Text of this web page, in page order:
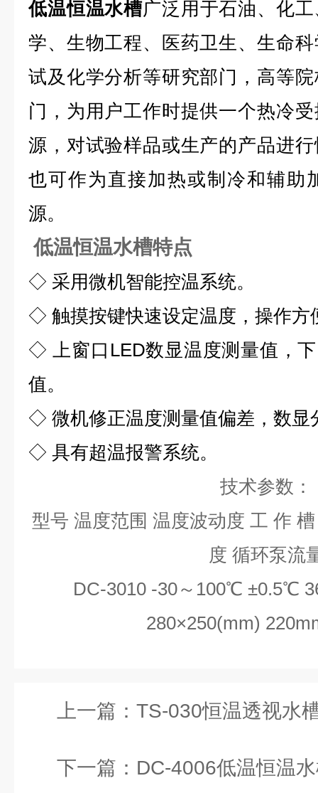
低温恒温水槽广泛用于石油、化
学、生物工程、医药卫生、生命
试及化学分析等研究部门，高等
门，为用户工作时提供一个热冷
源，对试验样品或生产的产品进
也可作为直接加热或制冷和辅助
源。
低温恒温水槽特点
◇ 采用微机智能控温系统。
◇ 触摸按键快速设定温度，操作
◇ 上窗口LED数显温度测量值，
值。
◇ 微机修正温度测量值偏差，数
◇ 具有超温报警系统。
技术参数：
型号 温度范围 温度波动度 工 作
度 循环泵流
DC-3010 -30～100℃ ±0.5℃
280×250(mm)
上一篇： TS-030恒温透视水
下一篇： DC-4006低温恒温水槽（